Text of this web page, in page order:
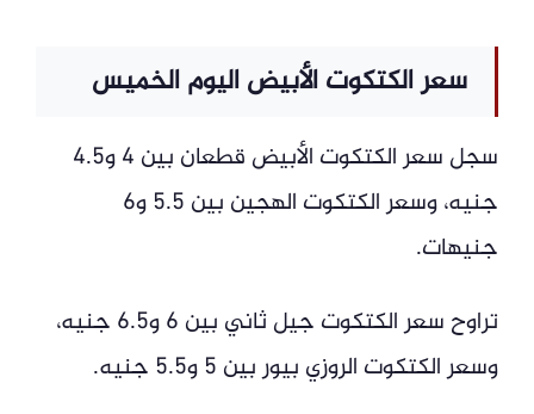
سعر الكتكوت الأبيض اليوم الخميس
سجل سعر الكتكوت الأبيض قطعان بين 4 و4.5
جنيه، وسعر الكتكوت الهجين بين 5.5 و6
جنيهات.
تراوح سعر الكتكوت جيل ثاني بين 6 و6.5 جنيه،
وسعر الكتكوت الروزي بيور بين 5 و5.5 جنيه.